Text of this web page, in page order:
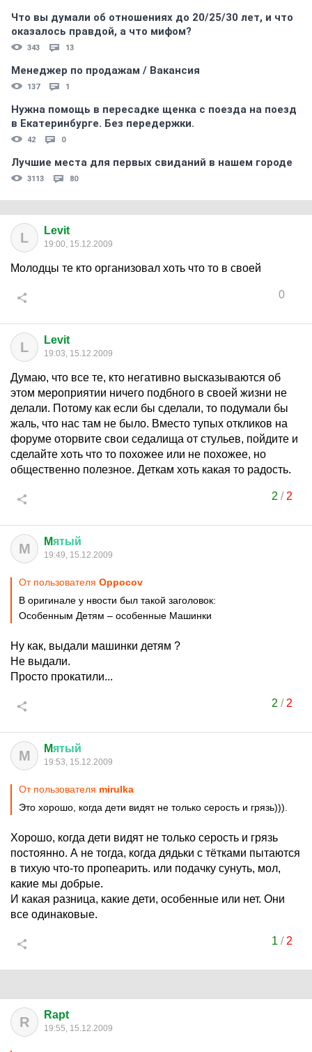
Что вы думали об отношениях до 20/25/30 лет, и что
оказалось правдой, а что мифом?
343 13
Менеджер по продажам / Вакансия
137 1
Нужна помощь в пересадке щенка с поезда на поезд
в Екатеринбурге. Без передержки.
42 0
Лучшие места для первых свиданий в нашем городе
3113 80
L Levit
19:00, 15.12.2009
Молодцы те кто организовал хоть что то в своей
0
L Levit
19:03, 15.12.2009
Думаю, что все те, кто негативно высказываются об
этом мероприятии ничего подбного в своей жизни не
делали. Потому как если бы сделали, то подумали бы
жаль, что нас там не было. Вместо тупых откликов на
форуме оторвите свои седалища от стульев, пойдите и
сделайте хоть что то похожее или не похожее, но
общественно полезное. Деткам хоть какая то радость.
2 / 2
M Mятый
19:49, 15.12.2009
От пользователя Oppocov
В оригинале у нвости был такой заголовок:
Особенным Детям – особенные Машинки
Ну как, выдали машинки детям ?
Не выдали.
Просто прокатили...
2 / 2
M Mятый
19:53, 15.12.2009
От пользователя mirulka
Это хорошо, когда дети видят не только серость и грязь))).
Хорошо, когда дети видят не только серость и грязь
постоянно. А не тогда, когда дядьки с тётками пытаются
в тихую что-то пропеарить. или подачку сунуть, мол,
какие мы добрые.
И какая разница, какие дети, особенные или нет. Они
все одинаковые.
1 / 2
R Rapt
19:55, 15.12.2009